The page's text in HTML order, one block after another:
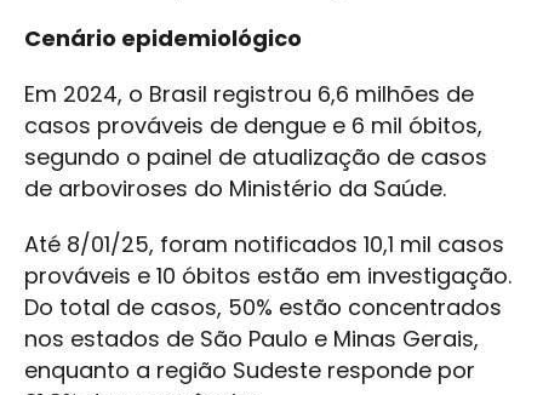
Cenário epidemiológico
Em 2024, o Brasil registrou 6,6 milhões de
casos prováveis de dengue e 6 mil óbitos,
segundo o painel de atualização de casos
de arboviroses do Ministério da Saúde.
Até 8/01/25, foram notificados 10,1 mil casos
prováveis e 10 óbitos estão em investigação.
Do total de casos, 50% estão concentrados
nos estados de São Paulo e Minas Gerais,
enquanto a região Sudeste responde por